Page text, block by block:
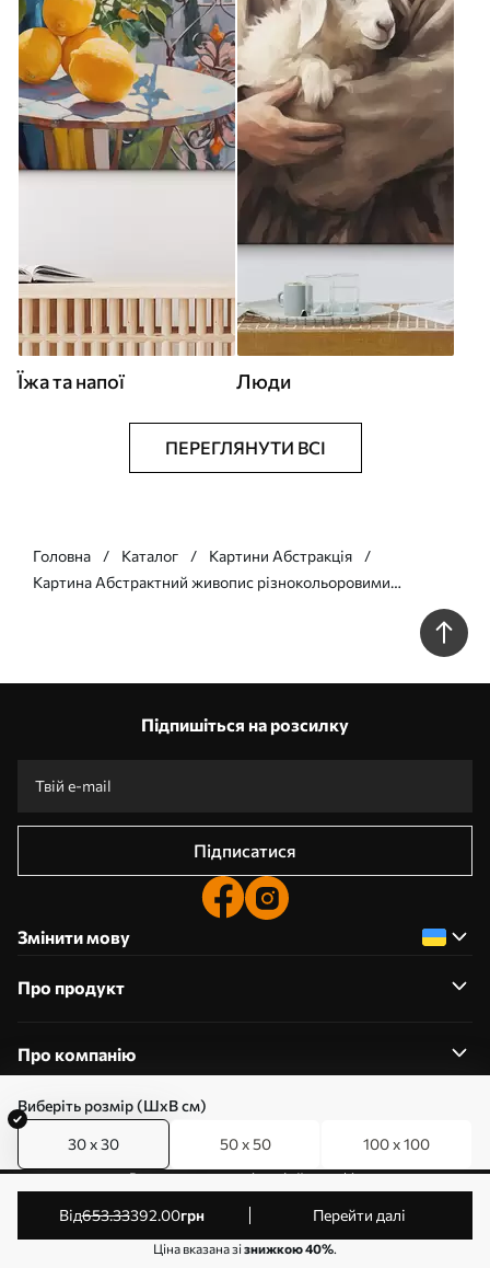
Виберіть розмір (ШхВ см)
30 x 30 50 x 50 100 x 100
від653.33392.00грн Перейти далі
Ціна вказана зізнижкою 40%.
Їжа та напої Люди
ПЕРЕГЛЯНУТИ ВСІ
Головна Каталог
Картини Абстракція
Картина Абстрактний живопис різнокольоровими
Підпишіться на розсилку
Підписатися
Змінити мову
Про продукт
Про компанію
0800357223
Редагування дозволів на файли cookie
© 2011-2026 Art-holst. Усі права захищені. Власник:
ТОВ “КЛЄВЄР”. Код ЄДРПОУ: 31780602.